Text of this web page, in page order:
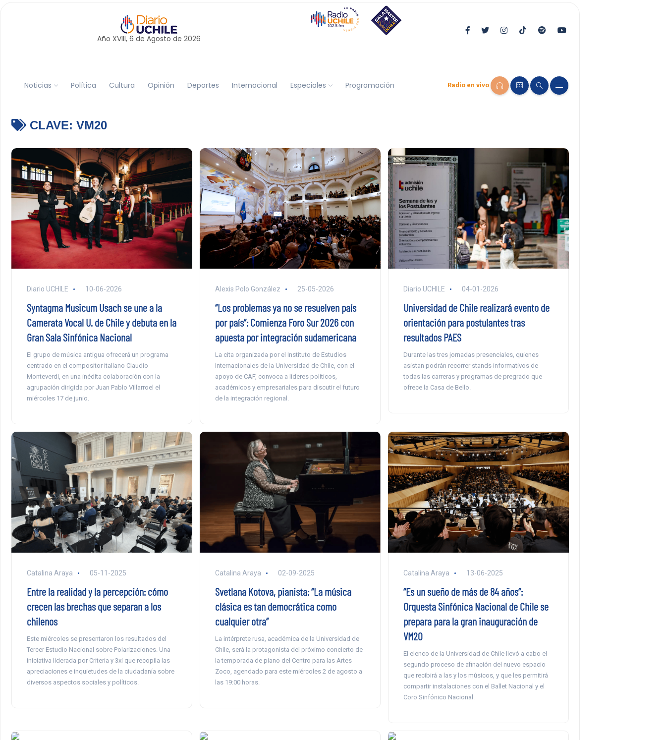
Año XVIII, 6 de Agosto de 2026
Noticias Política Cultura Opinión Deportes Internacional Especiales Programación Radio en vivo
CLAVE: VM20
Diario UCHILE 10-06-2026
Syntagma Musicum Usach se une a la
Camerata Vocal U. de Chile y debuta en la
Gran Sala Sinfónica Nacional
El grupo de música antigua ofrecerá un programa
centrado en el compositor italiano Claudio
Monteverdi, en una inédita colaboración con la
agrupación dirigida por Juan Pablo Villarroel el
miércoles 17 de junio.
Alexis Polo González 25-05-2026
“Los problemas ya no se resuelven país
por país”: Comienza Foro Sur 2026 con
apuesta por integración sudamericana
La cita organizada por el Instituto de Estudios
Internacionales de la Universidad de Chile, con el
apoyo de CAF, convoca a líderes políticos,
académicos y empresariales para discutir el futuro
de la integración regional.
Diario UCHILE 04-01-2026
Universidad de Chile realizará evento de
orientación para postulantes tras
resultados PAES
Durante las tres jornadas presenciales, quienes
asistan podrán recorrer stands informativos de
todas las carreras y programas de pregrado que
ofrece la Casa de Bello.
Catalina Araya 05-11-2025
Entre la realidad y la percepción: cómo
crecen las brechas que separan a los
chilenos
Este miércoles se presentaron los resultados del
Tercer Estudio Nacional sobre Polarizaciones. Una
iniciativa liderada por Criteria y 3xi que recopila las
apreciaciones e inquietudes de la ciudadanía sobre
diversos aspectos sociales y políticos.
Catalina Araya 02-09-2025
Svetlana Kotova, pianista: “La música
clásica es tan democrática como
cualquier otra”
La intérprete rusa, académica de la Universidad de
Chile, será la protagonista del próximo concierto de
la temporada de piano del Centro para las Artes
Zoco, agendado para este miércoles 2 de agosto a
las 19:00 horas.
Catalina Araya 13-06-2025
“Es un sueño de más de 84 años”:
Orquesta Sinfónica Nacional de Chile se
prepara para la gran inauguración de
VM20
El elenco de la Universidad de Chile llevó a cabo el
segundo proceso de afinación del nuevo espacio
que recibirá a las y los músicos, y que les permitirá
compartir instalaciones con el Ballet Nacional y el
Coro Sinfónico Nacional.